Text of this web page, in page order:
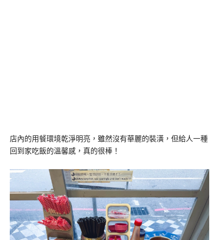
店內的用餐環境乾淨明亮，雖然沒有華麗的裝潢，但給人一種
回到家吃飯的溫馨感，真的很棒！